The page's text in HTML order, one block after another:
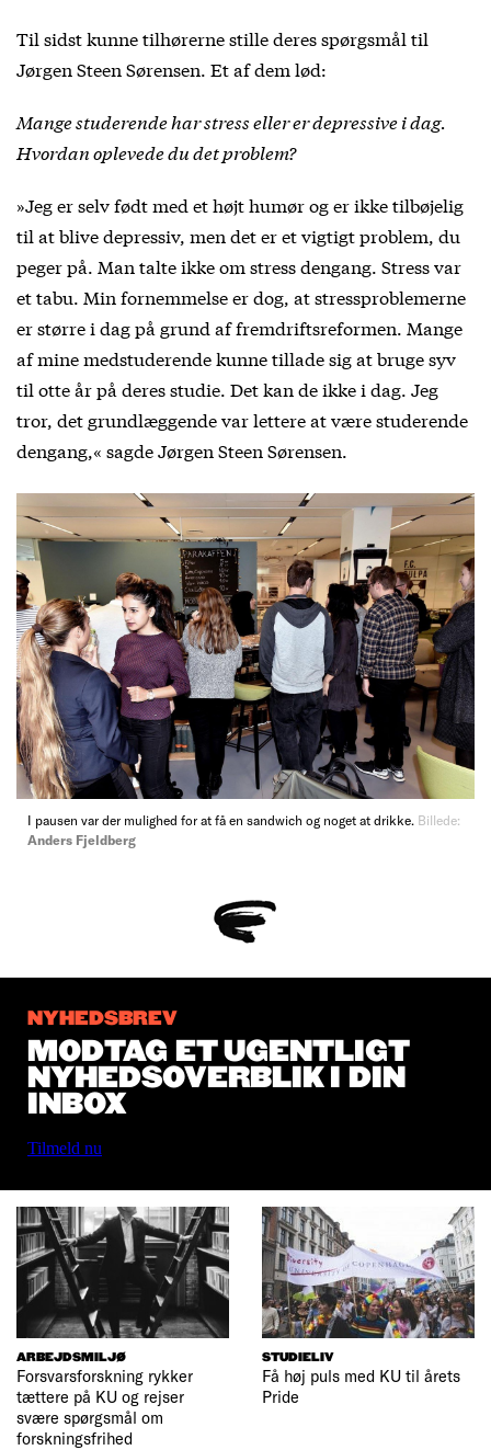
Til sidst kunne tilhørerne stille deres spørgsmål til
Jørgen Steen Sørensen. Et af dem lød:
Mange studerende har stress eller er depressive i dag.
Hvordan oplevede du det problem?
»Jeg er selv født med et højt humør og er ikke tilbøjelig
til at blive depressiv, men det er et vigtigt problem, du
peger på. Man talte ikke om stress dengang. Stress var
et tabu. Min fornemmelse er dog, at stressproblemerne
er større i dag på grund af fremdriftsreformen. Mange
af mine medstuderende kunne tillade sig at bruge syv
til otte år på deres studie. Det kan de ikke i dag. Jeg
tror, det grundlæggende var lettere at være studerende
dengang,« sagde Jørgen Steen Sørensen.
I pausen var der mulighed for at få en sandwich og noget at drikke. Billede:
Anders Fjeldberg
NYHEDSBREV
MODTAG ET UGENTLIGT
NYHEDSOVERBLIK I DIN
INBOX
Tilmeld nu
ARBEJDSMILJØ
Forsvarsforskning rykker
tættere på KU og rejser
svære spørgsmål om
forskningsfrihed
STUDIELIV
Få høj puls med KU til årets
Pride